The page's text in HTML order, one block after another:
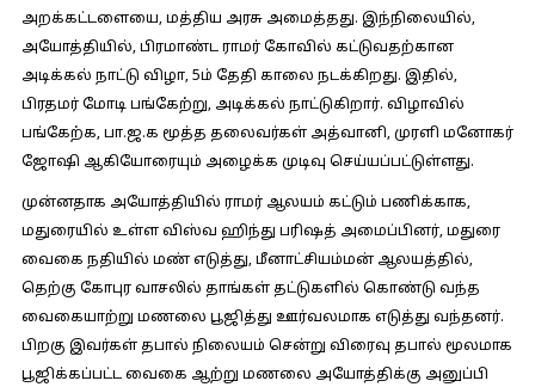
அறக்கட்டளையை, மத்திய அரசு அமைத்தது. இந்நிலையில்,
அயோத்தியில், பிரமாண்ட ராமர் கோவில் கட்டுவதற்கான
அடிக்கல் நாட்டு விழா, 5ம் தேதி காலை நடக்கிறது. இதில்,
பிரதமர் மோடி பங்கேற்று, அடிக்கல் நாட்டுகிறார். விழாவில்
பங்கேற்க, பா.ஜ.க மூத்த தலைவர்கள் அத்வானி, முரளி மனோகர்
ஜோஷி ஆகியோரையும் அழைக்க முடிவு செய்யப்பட்டுள்ளது.
முன்னதாக அயோத்தியில் ராமர் ஆலயம் கட்டும் பணிக்காக,
மதுரையில் உள்ள விஸ்வ ஹிந்து பரிஷத் அமைப்பினர், மதுரை
வைகை நதியில் மண் எடுத்து, மீனாட்சியம்மன் ஆலயத்தில்,
தெற்கு கோபுர வாசலில் தாங்கள் தட்டுகளில் கொண்டு வந்த
வைகையாற்று மணலை பூஜித்து ஊர்வலமாக எடுத்து வந்தனர்.
பிறகு இவர்கள் தபால் நிலையம் சென்று விரைவு தபால் மூலமாக
பூஜிக்கப்பட்ட வைகை ஆற்று மணலை அயோத்திக்கு அனுப்பி